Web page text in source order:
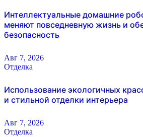
Интеллектуальные домашние
меняют повседневную жизнь и
безопасность
Авг 7, 2026
Отделка
Использование экологичных
и стильной отделки интерьера
Авг 7, 2026
Отделка